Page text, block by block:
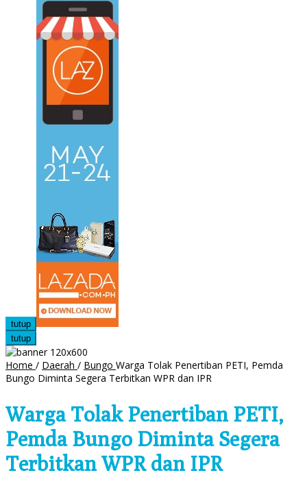
tutup
tutup
Home / Daerah / Bungo Warga Tolak Penertiban PETI, Pemda
Bungo Diminta Segera Terbitkan WPR dan IPR
Warga Tolak Penertiban PETI,
Pemda Bungo Diminta Segera
Terbitkan WPR dan IPR